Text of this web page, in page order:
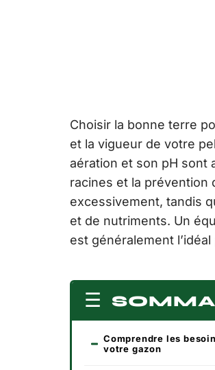
Choisir la bonne terre
et la vigueur de votre
aération et son pH sont
racines et la prévention
excessivement, tandis
et de nutriments. Un
est généralement
Comprendre les
votre gazon